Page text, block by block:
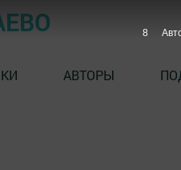
АВТОРЫ
7